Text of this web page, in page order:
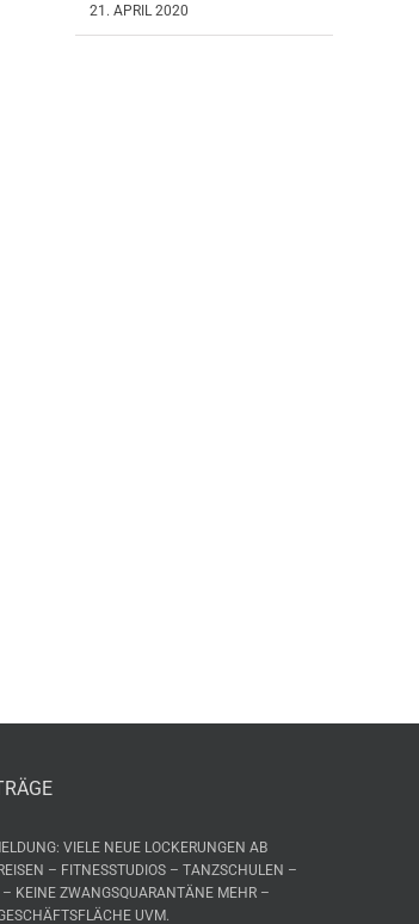
21. APRIL 2020
VIELE NEUE LOCKERUNGEN AB
– FITNESSTUDIOS – TANZSCHULEN –
– KEINE ZWANGSQUARANTÄNE MEHR –
UVM.